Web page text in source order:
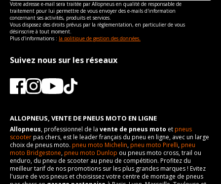
Votre adresse e-mail sera traitée par Allopneus en qualité de responsable de
traitement pour lui permettre de vous envoyer des e-mails d'information
concernant ses activités, produits et services.
Vous disposez des droits prévus par la règlementation, en particulier de vous
désinscrire à tout moment.
Plus d'informations : la politique de gestion des données.
Suivez nous sur les réseaux
ALLOPNEUS, VENTE DE PNEUS MOTO EN LIGNE
Allopneus, professionnel de la vente de pneus moto etpneus
scooterpas chers, est le leader français du pneu en ligne, avec un large
choix de pneus moto. pneu moto Michelin,pneu moto Pirelli,pneu
moto Bridgestone,pneu moto Dunlop ou pneus moto cross, trail ou
enduro, du pneu de scooter au pneu de compétition. Profitez du
meilleur tarif de nos promotions sur les plus grandes marques ! Evitez
l'usure de vos pneus et choisissez votre centre de montage de pneus